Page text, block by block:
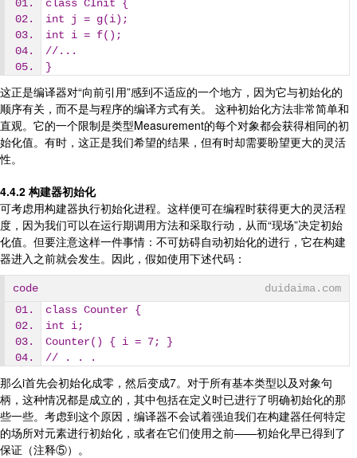
class CInit {
int j = g(i);
int i = f();
//...
}
这正是编译器对“向前引用”感到不适应的一个地方，因为它与初始化的
顺序有关，而不是与程序的编译方式有关。 这种初始化方法非常简单和
直观。它的一个限制是类型Measurement的每个对象都会获得相同的初
始化值。有时，这正是我们希望的结果，但有时却需要盼望更大的灵活
性。
4.4.2 构建器初始化
可考虑用构建器执行初始化进程。这样便可在编程时获得更大的灵活程
度，因为我们可以在运行期调用方法和采取行动，从而“现场”决定初始
化值。但要注意这样一件事情：不可妨碍自动初始化的进行，它在构建
器进入之前就会发生。因此，假如使用下述代码：
code
duidaima.com
class Counter {
int i;
Counter() { i = 7; }
// . . .
那么i首先会初始化成零，然后变成7。对于所有基本类型以及对象句
柄，这种情况都是成立的，其中包括在定义时已进行了明确初始化的那
些一些。考虑到这个原因，编译器不会试着强迫我们在构建器任何特定
的场所对元素进行初始化，或者在它们使用之前——初始化早已得到了
保证（注释⑤）。